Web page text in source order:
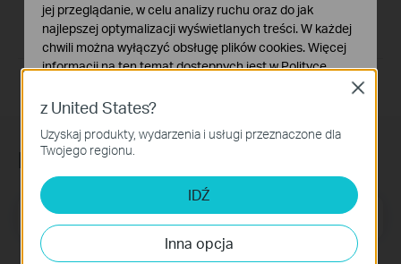
Zmiany:
Zwiększono kompatybilność z płytami głównymi
Dodano zaawansowane funkcje
Newsletter
Adres e-mail Zapisz się
z United States?
Uzyskaj produkty, wydarzenia i usługi przeznaczone dla
Twojego regionu.
IDŹ
Inna opcja
Close
jej przeglądanie, w celu analizy ruchu oraz do jak
najlepszej optymalizacji wyświetlanych treści. W każdej
chwili można wyłączyć obsługę plików cookies. Więcej
informacji na ten temat dostępnych jest wPolityce
Podstawowe Cookies
Te pliki cookies niezbędne są do poprawnego działania
witryny i nie moga zostać wyłączone.
Cookies dotyczące analizy i marketingu
Analiza - Te pliki Cookies są wykorzystywane w celu
analizy ruchu na naszej stronie, co umożliwia poprawę i
dostosowanie wyświetlanych treści.